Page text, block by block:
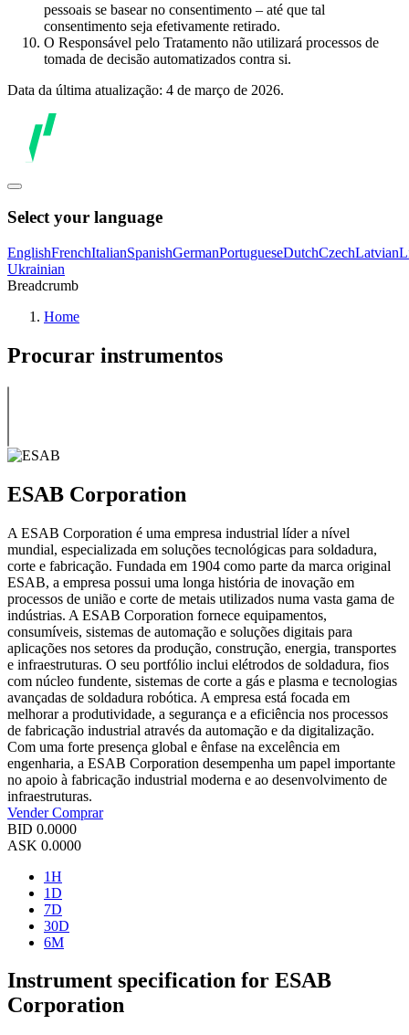
pessoais se basear no consentimento – até que tal
consentimento seja efetivamente retirado.
O Responsável pelo Tratamento não utilizará processos de
tomada de decisão automatizados contra si.
Data da última atualização: 4 de março de 2026.
Select your language
EnglishFrenchItalianSpanishGermanPortugueseDutchCzechLatvian
Ukrainian
Breadcrumb
Home
Procurar instrumentos
ESAB Corporation
A ESAB Corporation é uma empresa industrial líder a nível
mundial, especializada em soluções tecnológicas para soldadura,
corte e fabricação. Fundada em 1904 como parte da marca original
ESAB, a empresa possui uma longa história de inovação em
processos de união e corte de metais utilizados numa vasta gama de
indústrias. A ESAB Corporation fornece equipamentos,
consumíveis, sistemas de automação e soluções digitais para
aplicações nos setores da produção, construção, energia, transportes
e infraestruturas. O seu portfólio inclui elétrodos de soldadura, fios
com núcleo fundente, sistemas de corte a gás e plasma e tecnologias
avançadas de soldadura robótica. A empresa está focada em
melhorar a produtividade, a segurança e a eficiência nos processos
de fabricação industrial através da automação e da digitalização.
Com uma forte presença global e ênfase na excelência em
engenharia, a ESAB Corporation desempenha um papel importante
no apoio à fabricação industrial moderna e ao desenvolvimento de
infraestruturas.
VenderComprar
BID 0.0000
ASK 0.0000
1H
1D
7D
30D
6M
Instrument specification for ESAB
Corporation